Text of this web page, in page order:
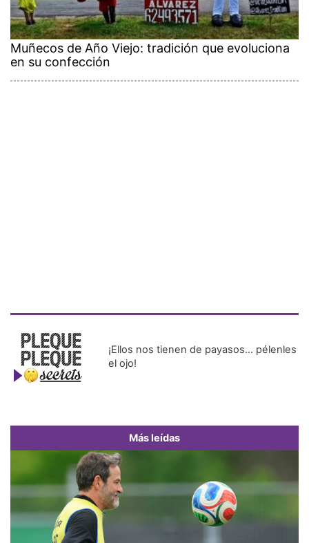
Muñecos de Año Viejo: tradición que evoluciona
en su confección
¡Ellos nos tienen de payasos… pélenles
el ojo!
Más leídas